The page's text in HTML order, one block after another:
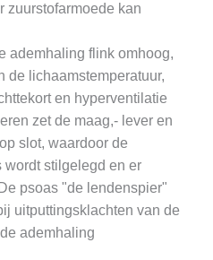
zuurstofarmoede kan
ademhaling flink omhoog,
de lichaamstemperatuur,
en hyperventilatie
zet de maag,- lever en
slot, waardoor de
wordt stilgelegd en er
psoas "de lendenspier"
uitputtingsklachten van de
ademhaling